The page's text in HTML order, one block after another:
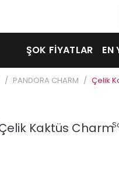
ŞOK FİYATLAR EN
PANDORA CHARM Çelik